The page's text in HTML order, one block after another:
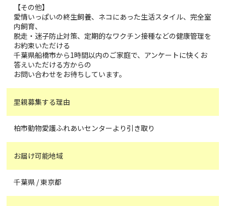
【その他】
愛情いっぱいの終生飼養、ネコにあった生活スタイル、完全室
内飼育、
脱走・迷子防止対策、定期的なワクチン接種などの健康管理を
お約束いただける
千葉県船橋市から1時間以内のご家庭で、アンケートに快くお
答えいただける方からの
お問い合わせをお待ちしています。
里親募集する理由
柏市動物愛護ふれあいセンターより引き取り
お届け可能地域
千葉県 / 東京都